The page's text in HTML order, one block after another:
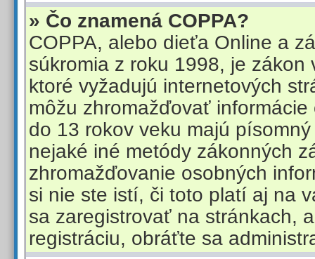
» Čo znamená COPPA?
COPPA, alebo dieťa Online a
súkromia z roku 1998, je zákon
ktoré vyžadujú internetových
môžu zhromažďovať
do 13 rokov veku majú
nejaké iné metódy zákonných
zhromažďovanie osobných
si nie ste istí, či toto platí aj na
sa zaregistrovať na stránkach,
registráciu, obráťte sa